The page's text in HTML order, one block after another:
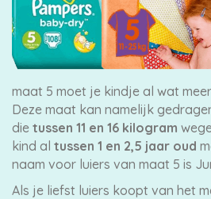
maat 5 moet je kindje al wat
Deze maat kan namelijk
die tussen 11 en 16 kilogram
kind al tussen 1 en 2,5 jaar oud
naam voor luiers van maat 5 is
Als je liefst luiers koopt van het